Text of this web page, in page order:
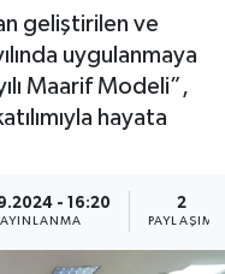
geliştirilen ve
uygulanmaya
Maarif Modeli”,
hayata
- 16:20 2
PAYLAŞIM